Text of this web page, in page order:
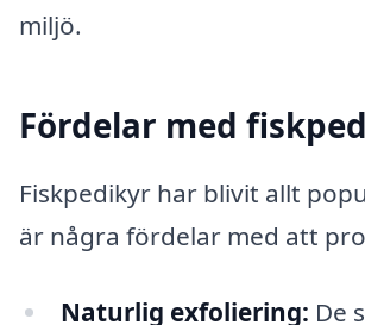
miljö.
Fördelar med
Fiskpedikyr har blivit allt
är några fördelar med att
Naturlig exfoliering: De